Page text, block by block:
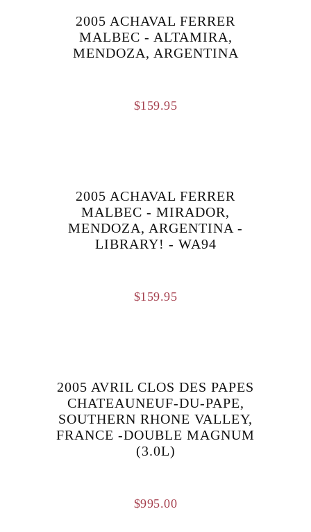
2005 ACHAVAL FERRER
MALBEC - ALTAMIRA,
MENDOZA, ARGENTINA
$159.95
2005 ACHAVAL FERRER
MALBEC - MIRADOR,
MENDOZA, ARGENTINA -
LIBRARY! - WA94
$159.95
2005 AVRIL CLOS DES PAPES
CHATEAUNEUF-DU-PAPE,
SOUTHERN RHONE VALLEY,
FRANCE -DOUBLE MAGNUM
(3.0L)
$995.00